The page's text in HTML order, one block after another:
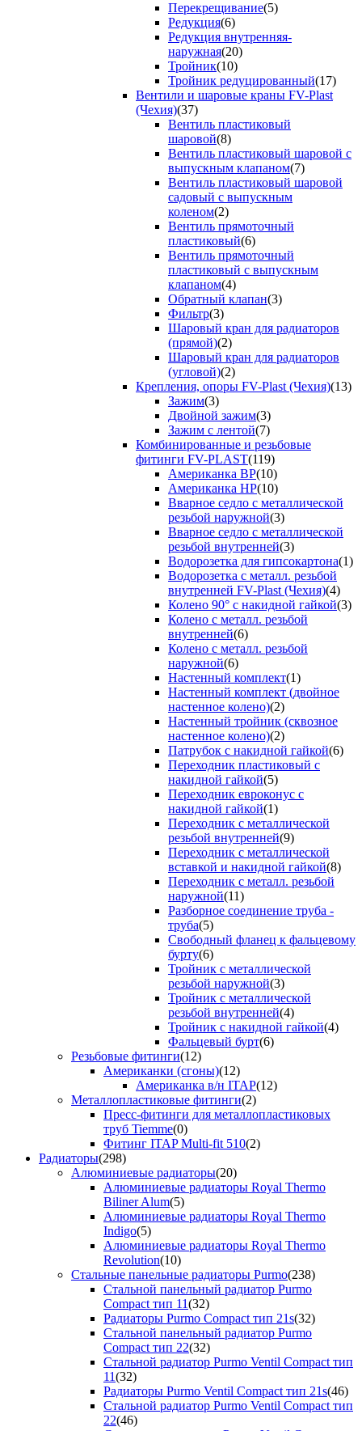
Перекрещивание(5)
Редукция(6)
Редукция внутренняя-
наружная(20)
Тройник(10)
Тройник редуцированный(17)
Вентили и шаровые краны FV-Plast
(Чехия)(37)
Вентиль пластиковый
шаровой(8)
Вентиль пластиковый шаровой с
выпускным клапаном(7)
Вентиль пластиковый шаровой
садовый с выпускным
коленом(2)
Вентиль прямоточный
пластиковый(6)
Вентиль прямоточный
пластиковый с выпускным
клапаном(4)
Обратный клапан(3)
Фильтр(3)
Шаровый кран для радиаторов
(прямой)(2)
Шаровый кран для радиаторов
(угловой)(2)
Крепления, опоры FV-Plast (Чехия)(13)
Зажим(3)
Двойной зажим(3)
Зажим с лентой(7)
Комбинированные и резьбовые
фитинги FV-PLAST(119)
Американка ВР(10)
Американка НР(10)
Вварное седло с металлической
резьбой наружной(3)
Вварное седло с металлической
резьбой внутренней(3)
Водорозетка для гипсокартона(1)
Водорозетка с металл. резьбой
внутренней FV-Plast (Чехия)(4)
Колено 90° с накидной гайкой(3)
Колено с металл. резьбой
внутренней(6)
Колено с металл. резьбой
наружной(6)
Настенный комплект(1)
Настенный комплект (двойное
настенное колено)(2)
Настенный тройник (сквозное
настенное колено)(2)
Патрубок с накидной гайкой(6)
Переходник пластиковый с
накидной гайкой(5)
Переходник евроконус с
накидной гайкой(1)
Переходник с металлической
резьбой внутренней(9)
Переходник с металлической
вставкой и накидной гайкой(8)
Переходник с металл. резьбой
наружной(11)
Разборное соединение труба -
труба(5)
Свободный фланец к фальцевому
бурту(6)
Тройник с металлической
резьбой наружной(3)
Тройник с металлической
резьбой внутренней(4)
Тройник с накидной гайкой(4)
Фальцевый бурт(6)
Резьбовые фитинги(12)
Американки (сгоны)(12)
Американка в/н ITAP(12)
Металлопластиковые фитинги(2)
Пресс-фитинги для металлопластиковых
труб Tiemme(0)
Фитинг ITAP Multi-fit 510(2)
Радиаторы(298)
Алюминиевые радиаторы(20)
Алюминиевые радиаторы Royal Thermo
Biliner Alum(5)
Алюминиевые радиаторы Royal Thermo
Indigo(5)
Алюминиевые радиаторы Royal Thermo
Revolution(10)
Стальные панельные радиаторы Purmo(238)
Стальной панельный радиатор Purmo
Compact тип 11(32)
Радиаторы Purmo Compact тип 21s(32)
Стальной панельный радиатор Purmo
Compact тип 22(32)
Стальной радиатор Purmo Ventil Compact тип
11(32)
Радиаторы Purmo Ventil Compact тип 21s(46)
Стальной радиатор Purmo Ventil Compact тип
22(46)